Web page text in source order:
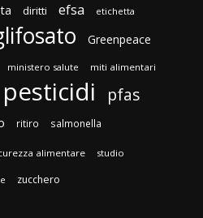
diritti efsa etichetta
Greenpeace
ministero salute miti alimentari
pesticidi pfas
ritiro salmonella
alimentare studio
zucchero